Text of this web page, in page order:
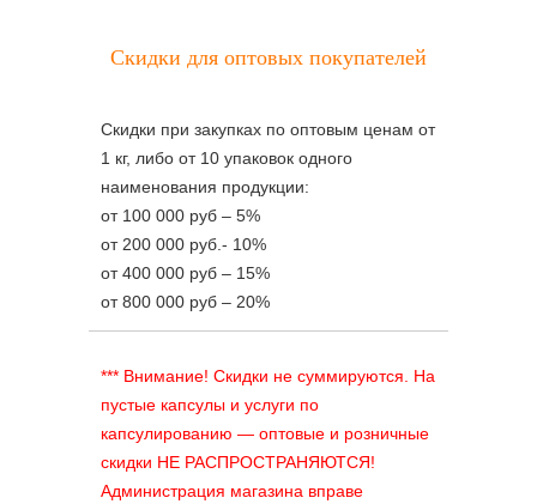
Скидки для оптовых покупателей
Скидки при закупках по оптовым ценам от
1 кг, либо от 10 упаковок одного
наименования продукции:
от 100 000 руб – 5%
от 200 000 руб.- 10%
от 400 000 руб – 15%
от 800 000 руб – 20%
*** Внимание! Скидки не суммируются. На
пустые капсулы и услуги по
капсулированию — оптовые и розничные
скидки НЕ РАСПРОСТРАНЯЮТСЯ!
Администрация магазина вправе